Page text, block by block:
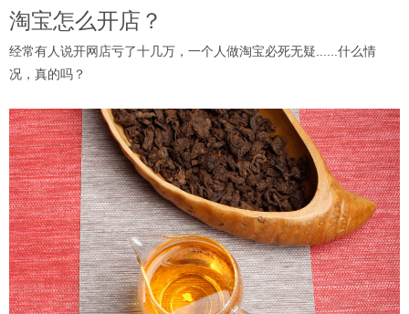
淘宝怎么开店？
经常有人说开网店亏了十几万，一个人做淘宝必死无疑......什么情
况，真的吗？